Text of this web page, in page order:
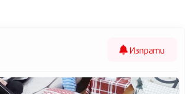
Изпрати